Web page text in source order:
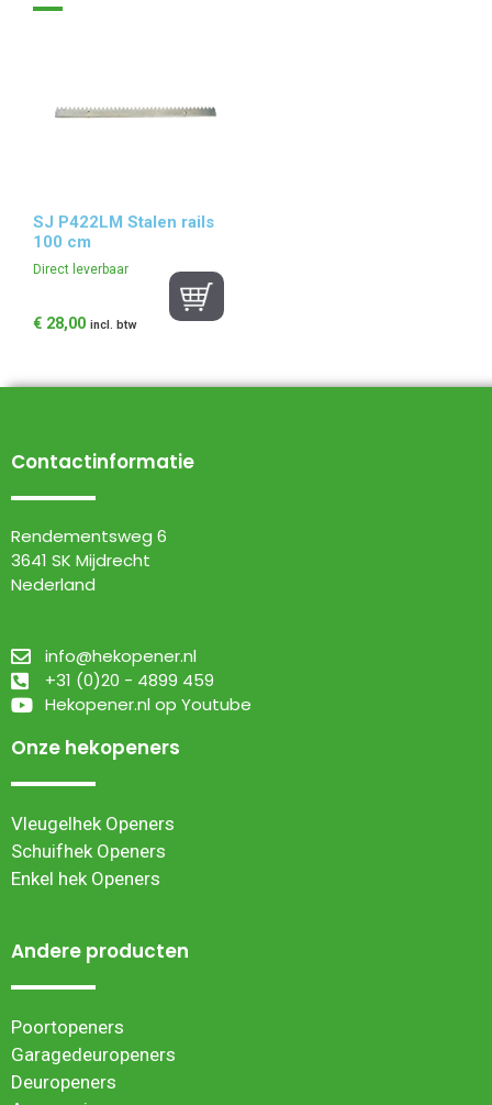
SJ P422LM Stalen rails
100 cm
Direct leverbaar
€ 28,00 incl. btw
Contactinformatie
Rendementsweg 6
3641 SK Mijdrecht
Nederland
info@hekopener.nl
+31 (0)20 - 4899 459
Hekopener.nl op Youtube
Onze hekopeners
Vleugelhek Openers
Schuifhek Openers
Enkel hek Openers
Andere producten
Poortopeners
Garagedeuropeners
Deuropeners